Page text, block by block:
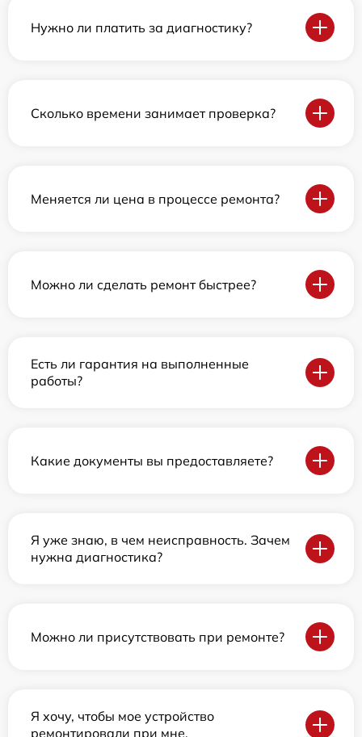
Нужно ли платить за диагностику?
Сколько времени занимает проверка?
Меняется ли цена в процессе ремонта?
Можно ли сделать ремонт быстрее?
Есть ли гарантия на выполненные
работы?
Какие документы вы предоставляете?
Я уже знаю, в чем неисправность. Зачем
нужна диагностика?
Можно ли присутствовать при ремонте?
Я хочу, чтобы мое устройство
ремонтировали при мне.